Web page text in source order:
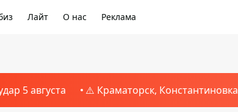
Лайт О нас Реклама
5 августа ⚠️ Краматорск, Константиновка